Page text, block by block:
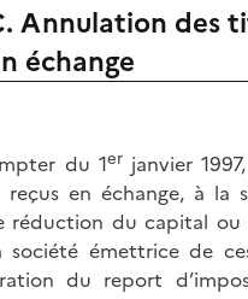
Annulation des
échange
du 1erjanvier
reçus en échange, à la
réduction du capital
société émettrice de
du report